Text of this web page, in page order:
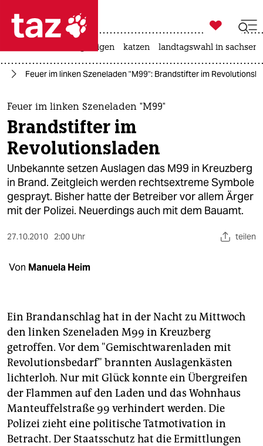
 taz zahl ich
taz zahl ich
themen
politik
öko
gesellschaft
kultur
sport
berlin
wahrheit
verlag
verlag
veranstaltungen
shop
fragen & hilfe

taz zahl ich
bergsteigen katzen landtagswahl in
Feuer im linken Szeneladen "M99": Brandstifter im
Feuer im linken Szeneladen "M99"
Brandstifter im
Revolutionsladen
Unbekannte setzen Auslagen das M99 in Kreuzberg
in Brand. Zeitgleich werden rechtsextreme Symbole
gesprayt. Bisher hatte der Betreiber vor allem Ärger
mit der Polizei. Neuerdings auch mit dem Bauamt.
27.10.2010 2:00 Uhr teilen
Von Manuela Heim
Ein Brandanschlag hat in der Nacht zu Mittwoch
den linken Szeneladen M99 in Kreuzberg
getroffen. Vor dem "Gemischtwarenladen mit
Revolutionsbedarf" brannten Auslagenkästen
lichterloh. Nur mit Glück konnte ein Übergreifen
der Flammen auf den Laden und das Wohnhaus
Manteuffelstraße 99 verhindert werden. Die
Polizei zieht eine politische Tatmotivation in
Betracht. Der Staatsschutz hat die Ermittlungen